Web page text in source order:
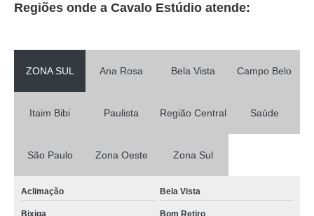
Regiões onde a Cavalo Estúdio atende:
ZONA SUL Ana Rosa Bela Vista Campo Belo
Itaim Bibi Paulista Região Central Saúde
São Paulo Zona Oeste Zona Sul
Aclimação Bela Vista
Bixiga Bom Retiro